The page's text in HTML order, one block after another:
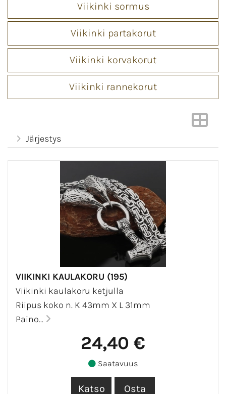
Viikinki sormus
Viikinki partakorut
Viikinki korvakorut
Viikinki rannekorut
Järjestys
VIIKINKI KAULAKORU (195)
Viikinki kaulakoru ketjulla
Riipus koko n. K 43mm X L 31mm
Paino...
24,40 €
Saatavuus